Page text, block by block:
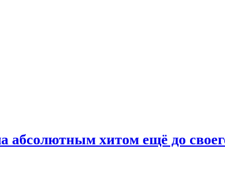
абсолютным хитом ещё до